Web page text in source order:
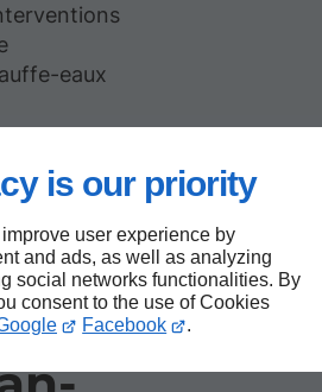
is our priority
user experience by
and ads, as well as analyzing
social networks functionalities. By
consent to the use of Cookies
Facebook .
eaux